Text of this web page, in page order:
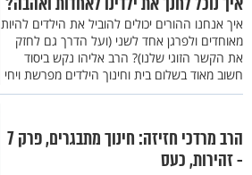
איך אנחנו ההורים יכולים להוביל את הילדים להיות
מאוחדים ולפרגן אחד לשני (ועל הדרך גם לחזק
את הקשר הזוגי שלנו)? הרב אליהו נקש ביסוד
חשוב מאוד בשלום בית וחינוך הילדים מפרשת ויחי
הרב מרדכי חזיזה: חינוך מתבגרים, פרק 7
- זהירות, כעס